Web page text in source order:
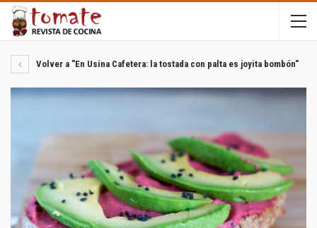
Volver a "En Usina Cafetera: la tostada con palta es joyita bombón"